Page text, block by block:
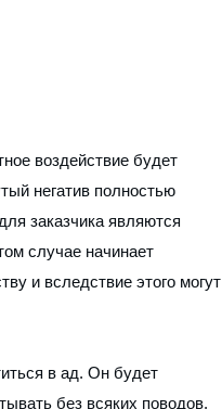
воздействие будет
негатив полностью
заказчика являются
случае начинает
и вследствие этого могут
в ад. Он будет
без всяких поводов.